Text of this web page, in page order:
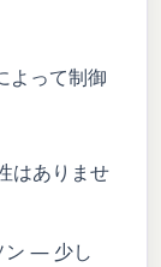
よって制御
はありませ
ン — 少し